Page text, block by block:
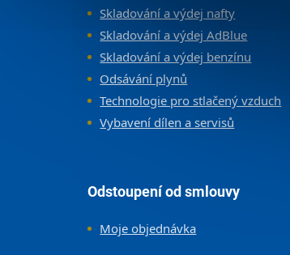
Skladování a výdej nafty
Skladování a výdej AdBlue
Skladování a výdej benzínu
Odsávání plynů
Technologie pro stlačený vzduch
Vybavení dílen a servisů
Odstoupení od smlouvy
Moje objednávka